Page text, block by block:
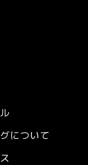
について